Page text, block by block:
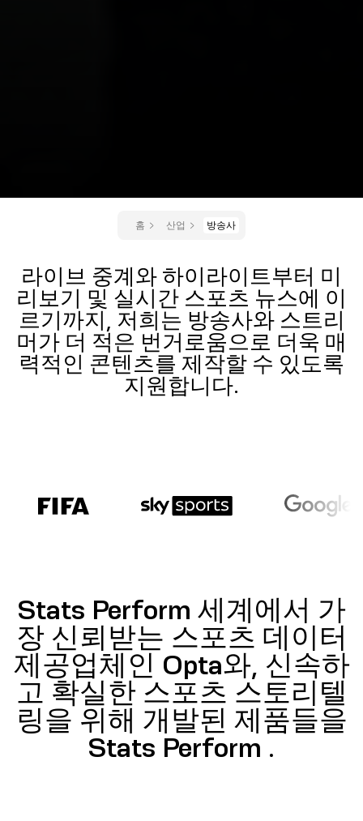
홈 산업 방송사
라이브 중계와 하이라이트부터 미
리보기 및 실시간 스포츠 뉴스에 이
르기까지, 저희는 방송사와 스트리
머가 더 적은 번거로움으로 더욱 매
력적인 콘텐츠를 제작할 수 있도록
지원합니다.
Stats Perform 세계에서 가
장 신뢰받는 스포츠 데이터
제공업체인 Opta와, 신속하
고 확실한 스포츠 스토리텔
링을 위해 개발된 제품들을
Stats Perform .